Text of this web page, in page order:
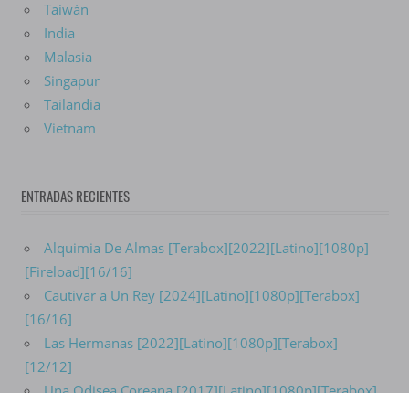
Taiwán
India
Malasia
Singapur
Tailandia
Vietnam
ENTRADAS RECIENTES
Alquimia De Almas [Terabox][2022][Latino][1080p]
[Fireload][16/16]
Cautivar a Un Rey [2024][Latino][1080p][Terabox]
[16/16]
Las Hermanas [2022][Latino][1080p][Terabox]
[12/12]